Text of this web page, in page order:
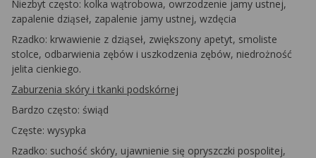
Niezbyt często: kolka wątrobowa, owrzodzenie jamy ustnej,
zapalenie dziąseł, zapalenie jamy ustnej, wzdęcia
Rzadko: krwawienie z dziąseł, zwiększony apetyt, smoliste
stolce, odbarwienia zębów i uszkodzenia zębów, niedrożność
jelita cienkiego.
Zaburzenia skóry i tkanki podskórnej
Bardzo często: świąd
Częste: wysypka
Rzadko: suchość skóry, ujawnienie się opryszczki pospolitej,